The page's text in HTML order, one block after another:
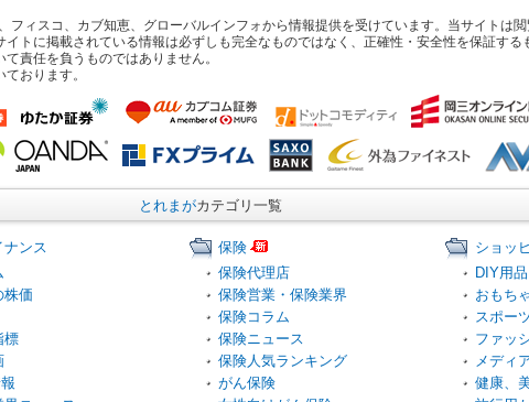
フィスコ、カブ知恵、グローバルインフォから情報提供を受けています。当サイトは
トに掲載されている情報は必ずしも完全なものではなく、正確性・安全性を保証す
責任を負うものではありません。
おります。
とれまがカテゴリ一覧
ナンス
株価
標
保険
保険代理店
保険営業・保険業界
保険コラム
保険ニュース
保険人気ランキング
がん保険
ショッ
DIY用品
おもち
スポー
ファッ
メディ
健康、